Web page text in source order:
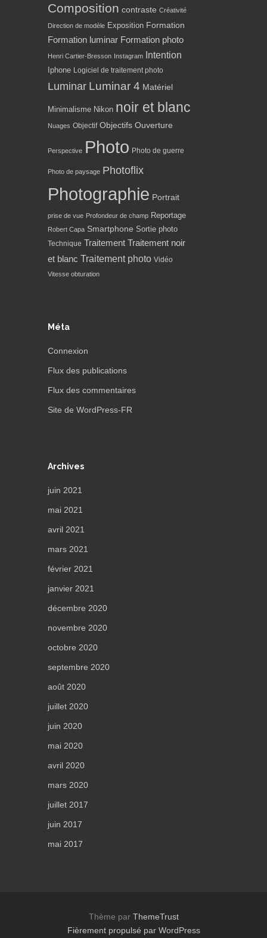
Composition contraste Créativité
Direction de modèle Exposition Formation
Formation luminar Formation photo
Henri Cartier-Bresson Instagram Intention
Iphone Logiciel de traitement photo
Luminar Luminar 4 Matériel
Minimalisme Nikon noir et blanc
Nuages Objectif Objectifs Ouverture
Perspective Photo Photo de guerre
Photo de paysage Photoflix
Photographie Portrait
prise de vue Profondeur de champ Reportage
Robert Capa Smartphone Sortie photo
Technique Traitement Traitement noir
et blanc Traitement photo Vidéo
Vitesse obturation
Méta
Connexion
Flux des publications
Flux des commentaires
Site de WordPress-FR
Archives
juin 2021
mai 2021
avril 2021
mars 2021
février 2021
janvier 2021
décembre 2020
novembre 2020
octobre 2020
septembre 2020
août 2020
juillet 2020
juin 2020
mai 2020
avril 2020
mars 2020
juillet 2017
juin 2017
mai 2017
Thème par ThemeTrust
Fièrement propulsé par WordPress